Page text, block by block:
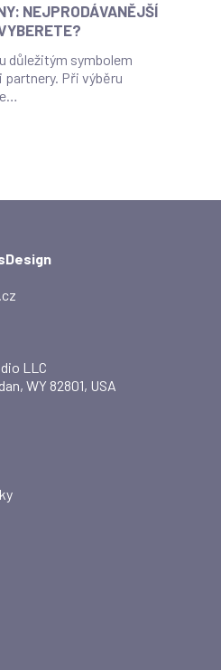
NEJPRODÁVANĚJŠÍ
důležitým symbolem
partnery. Při výběru
LLC
WY 82801, USA